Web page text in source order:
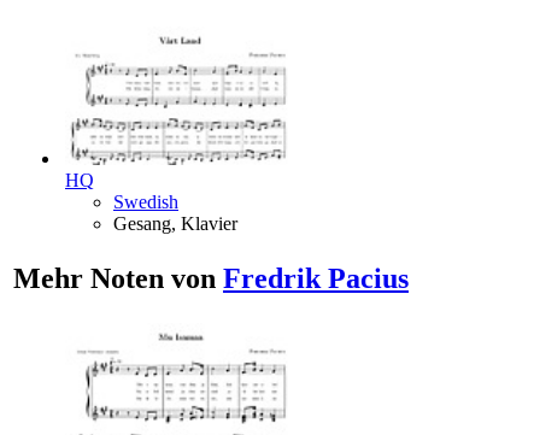
HQ
Swedish
Gesang, Klavier
Mehr Noten von Fredrik Pacius